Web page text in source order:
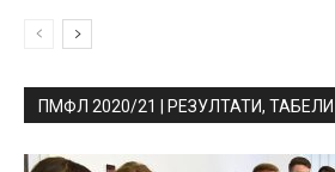
ПМФЛ 2020/21 | РЕЗУЛТАТИ, ТАБЕЛИ